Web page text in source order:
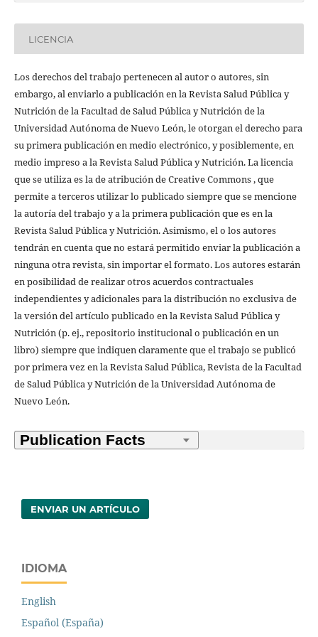
LICENCIA
Los derechos del trabajo pertenecen al autor o autores, sin
embargo, al enviarlo a publicación en la Revista Salud Pública y
Nutrición de la Facultad de Salud Pública y Nutrición de la
Universidad Autónoma de Nuevo León, le otorgan el derecho para
su primera publicación en medio electrónico, y posiblemente, en
medio impreso a la Revista Salud Pública y Nutrición. La licencia
que se utiliza es la de atribución de Creative Commons , que
permite a terceros utilizar lo publicado siempre que se mencione
la autoría del trabajo y a la primera publicación que es en la
Revista Salud Pública y Nutrición. Asimismo, el o los autores
tendrán en cuenta que no estará permitido enviar la publicación a
ninguna otra revista, sin importar el formato. Los autores estarán
en posibilidad de realizar otros acuerdos contractuales
independientes y adicionales para la distribución no exclusiva de
la versión del artículo publicado en la Revista Salud Pública y
Nutrición (p. ej., repositorio institucional o publicación en un
libro) siempre que indiquen claramente que el trabajo se publicó
por primera vez en la Revista Salud Pública, Revista de la Facultad
de Salud Pública y Nutrición de la Universidad Autónoma de
Nuevo León.
ENVIAR UN ARTÍCULO
IDIOMA
English
Español (España)